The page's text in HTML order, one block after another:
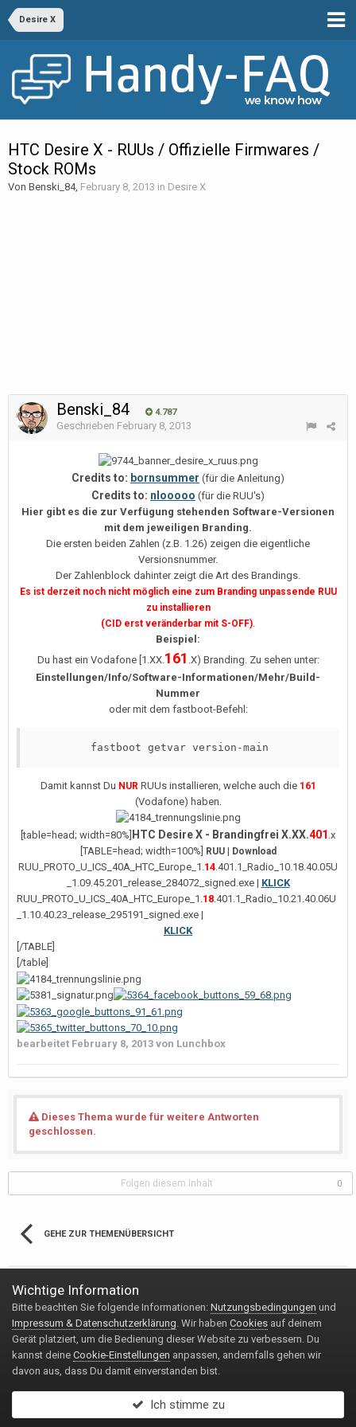
Desire X
HTC Desire X - RUUs / Offizielle Firmwares /
Stock ROMs
Von Benski_84, February 8, 2013 in Desire X
Benski_84 4.787
Geschrieben February 8, 2013
Credits to: bornsummer (für die Anleitung)
Credits to: nlooooo (für die RUU's)
Hier gibt es die zur Verfügung stehenden Software-Versionen
mit dem jeweiligen Branding.
Die ersten beiden Zahlen (z.B. 1.26) zeigen die eigentliche
Versionsnummer.
Der Zahlenblock dahinter zeigt die Art des Brandings.
Es ist derzeit noch nicht möglich eine zum Branding unpassende RUU
zu installieren
(CID erst veränderbar mit S-OFF)
Beispiel:
Du hast ein Vodafone [1.XX. 161 .X) Branding. Zu sehen unter:
Einstellungen/Info/Software-Informationen/Mehr/Build-
Nummer
oder mit dem fastboot-Befehl:
fastboot getvar version-main
Damit kannst Du NUR RUUs installieren, welche auch die 161
(Vodafone) haben.
[table=head; width=80%] HTC Desire X - Brandingfrei X.XX.401 .x
[TABLE=head; width=100%]
RUU| Download
RUU_PROTO_U_ICS_40A_HTC_Europe_1.14.401.1_Radio_10.18.40.05U
_1.09.45.201_release_284072_signed.exe | KLICK
RUU_PROTO_U_ICS_40A_HTC_Europe_1.18.401.1_Radio_10.21.40.06U
_1.10.40.23_release_295191_signed.exe |
KLICK
[/TABLE]
[/table]
bearbeitet February 8, 2013 von Lunchbox
Dieses Thema wurde für weitere Antworten
geschlossen.
Folgen diesem Inhalt 0
GEHE ZUR THEMENÜBERSICHT
Impressum & Datenschutzerklärung Kontakt
Copyright © 2020 Handy-FAQ.de
Powered by Invision Community
Wichtige Information
Bitte beachten Sie folgende Informationen: Nutzungsbedingungen und
Impressum & Datenschutzerklärung. Wir haben Cookies auf deinem
Gerät platziert, um die Bedienung dieser Website zu verbessern. Du
kannst deine Cookie-Einstellungen anpassen, andernfalls gehen wir
davon aus, dass Du damit einverstanden bist.
Ich stimme zu